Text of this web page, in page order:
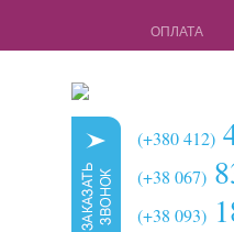
ОПЛАТА
(+380 412)
(+38 067)
(+38 093)